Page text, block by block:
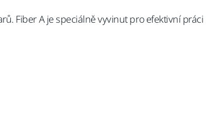
Fiber A je speciálně vyvinut pro efektivní práci